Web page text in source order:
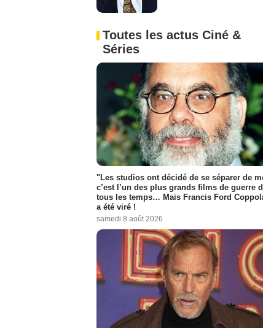
Toutes les actus Ciné &
Séries
"Les studios ont décidé de se séparer de
c’est l’un des plus grands films de guerre
tous les temps… Mais Francis Ford
a été viré !
samedi 8 août 2026